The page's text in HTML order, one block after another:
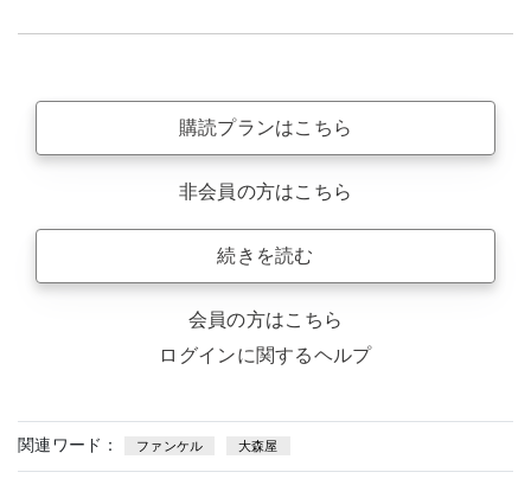
購読プランはこちら
非会員の方はこちら
続きを読む
会員の方はこちら
ログインに関するヘルプ
関連ワード： ファンケル 大森屋